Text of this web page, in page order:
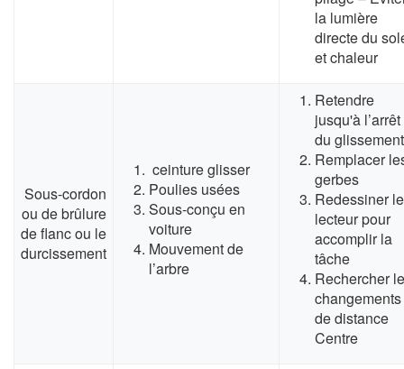
la lumière
directe du
et chaleur
Sous-cordon
ou de brûlure
de flanc ou le
durcissement
ceinture glisser
Poulies usées
Sous-conçu en
voiture
Mouvement de
l’arbre
Retendre
jusqu'à l’arrêt
du glissement
Remplacer
gerbes
Redessiner le
lecteur pour
accomplir la
tâche
Rechercher
changements
de distance
Centre